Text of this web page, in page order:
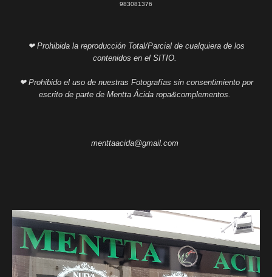
983081376
❤ Prohibida la reproducción Total/Parcial de cualquiera de los
contenidos en el SITIO.
❤ Prohibido el uso de nuestras Fotografías sin consentimiento por
escrito de parte de Mentta Ácida ropa&complementos.
menttaacida@gmail.com